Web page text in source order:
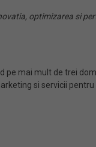
optimizarea si
pe mai mult de trei
si servicii pentru